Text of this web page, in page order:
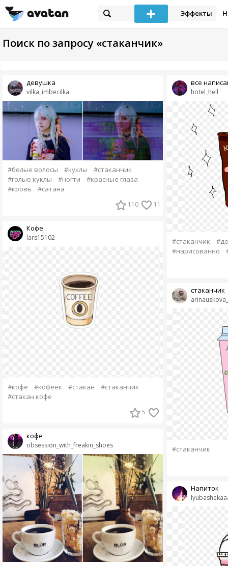
Эффекты
Поиск по запросу «стаканчик»
vilka_imbecilka
девушка
#белые волосы #куклы
#стаканчик
#голые куклы
#ногти
#красные глаза
#кровь
#сатана
110 11
lars15102
Кофе
#кофе #кофеёк #стакан
#стаканчик
#стакан кофе
5
obsession_with_freakin_shoes
кофе
hotel_hell
все
#стаканчик
#нарисованно
стаканчик
#стаканчик
Напиток